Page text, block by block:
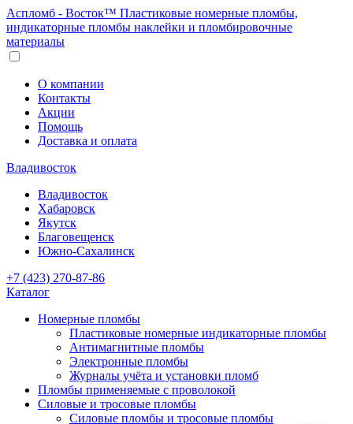
Аспломб - Восток™ Пластиковые номерные пломбы,
индикаторные пломбы наклейки и пломбировочные
материалы
О компании
Контакты
Акции
Помощь
Доставка и оплата
Владивосток
Владивосток
Хабаровск
Якутск
Благовещенск
Южно-Сахалинск
+7 (423) 270-87-86
Каталог
Номерные пломбы
Пластиковые номерные индикаторные пломбы
Антимагнитные пломбы
Электронные пломбы
Журналы учёта и установки пломб
Пломбы применяемые с проволокой
Силовые и тросовые пломбы
Силовые пломбы и тросовые пломбы